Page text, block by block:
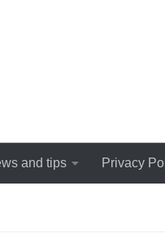
and tips Privacy